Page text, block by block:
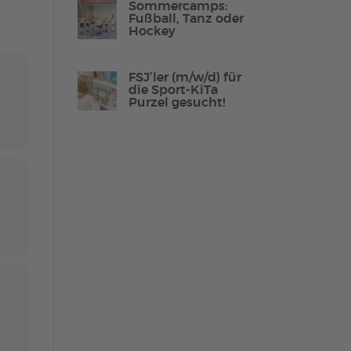
Reha-Sport
Sommercamps:
Fußball, Tanz oder
Hockey
FSJ’ler (m/w/d) für
die Sport-KiTa
Purzel gesucht!